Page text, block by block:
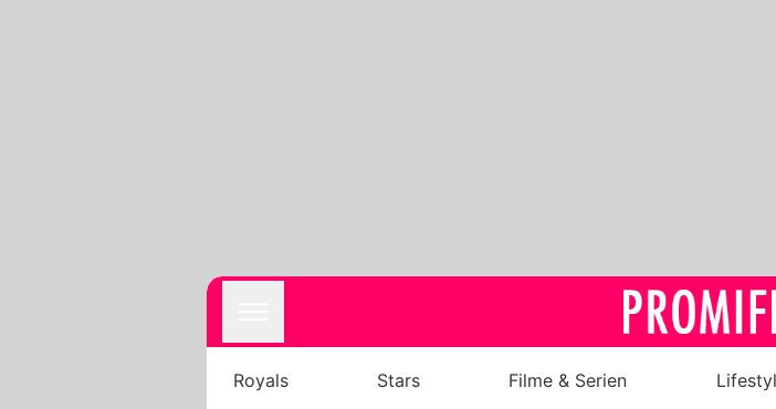
Royals Stars Filme & Serien